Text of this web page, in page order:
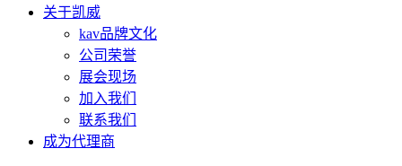
关于凯威
kav品牌文化
公司荣誉
展会现场
加入我们
联系我们
成为代理商